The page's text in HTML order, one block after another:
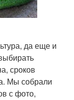
да еще и
сроков
Мы собрали
с фото,